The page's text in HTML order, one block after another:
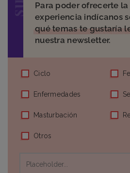
Para poder ofrecerte
experiencia indícanos
qué temas te gustaría
nuestra newsletter.
Ciclo
Enfermedades
Masturbación
Otros